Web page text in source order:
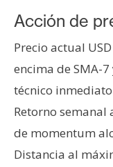
Acción de
Precio actual
encima de SMA-
técnico
Retorno
de momentum
Distancia al